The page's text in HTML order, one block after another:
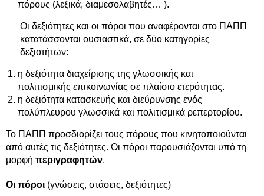
πόρους (λεξικά, διαμεσολαβητές… ).
Οι δεξιότητες και οι πόροι που αναφέρονται στο ΠΑΠΠ
κατατάσσονται ουσιαστικά, σε δύο κατηγορίες
δεξιοτήτων:
η δεξιότητα διαχείρισης της γλωσσικής και
πολιτισμικής επικοινωνίας σε πλαίσιο ετερότητας.
η δεξιότητα κατασκευής και διεύρυνσης ενός
πολύπλευρου γλωσσικά και πολιτισμικά ρεπερτορίου.
Το ΠΑΠΠ προσδιορίζει τους πόρους που κινητοποιούνται
από αυτές τις δεξιότητες. Οι πόροι παρουσιάζονται υπό τη
μορφή περιγραφητών.
Οι πόροι (γνώσεις, στάσεις, δεξιότητες)